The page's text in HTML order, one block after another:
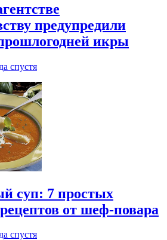
предупредили
икры
спустя
суп: 7 простых
от шеф-повара
спустя